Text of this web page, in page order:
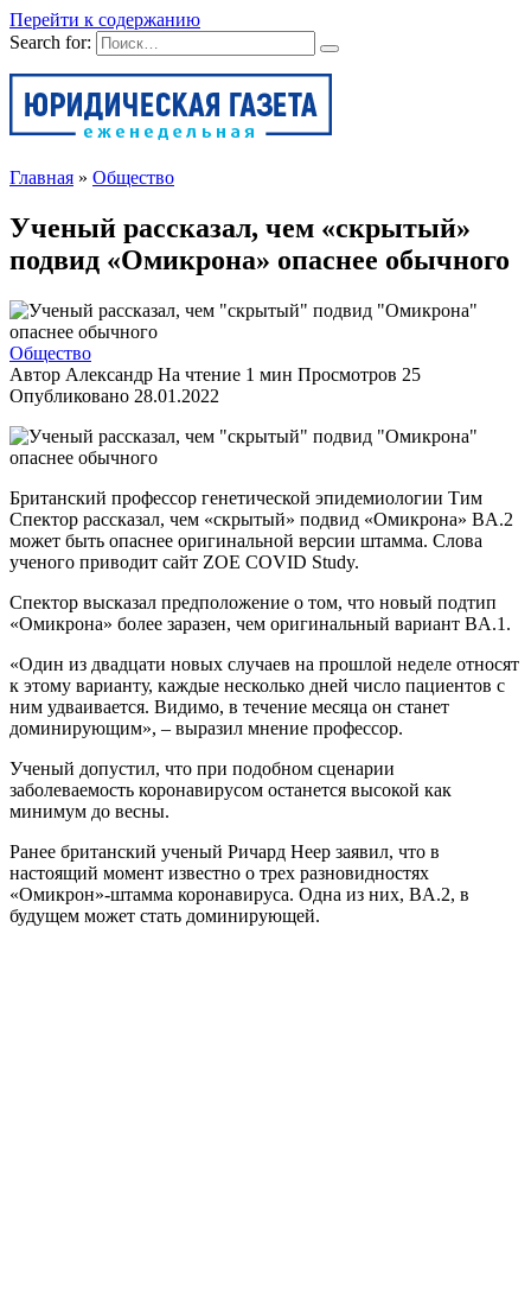
Перейти к содержанию
Search for:
Главная » Общество
Ученый рассказал, чем «скрытый»
подвид «Омикрона» опаснее обычного
Общество
Автор Александр На чтение 1 мин Просмотров 25
Опубликовано 28.01.2022
Британский профессор генетической эпидемиологии Тим
Спектор рассказал, чем «скрытый» подвид «Омикрона» BA.2
может быть опаснее оригинальной версии штамма. Слова
ученого приводит сайт ZOE COVID Study.
Спектор высказал предположение о том, что новый подтип
«Омикрона» более заразен, чем оригинальный вариант BA.1.
«Один из двадцати новых случаев на прошлой неделе относят
к этому варианту, каждые несколько дней число пациентов с
ним удваивается. Видимо, в течение месяца он станет
доминирующим», – выразил мнение профессор.
Ученый допустил, что при подобном сценарии
заболеваемость коронавирусом останется высокой как
минимум до весны.
Ранее британский ученый Ричард Неер заявил, что в
настоящий момент известно о трех разновидностях
«Омикрон»-штамма коронавируса. Одна из них, BA.2, в
будущем может стать доминирующей.